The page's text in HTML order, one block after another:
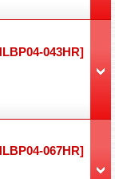
043HR]
067HR]